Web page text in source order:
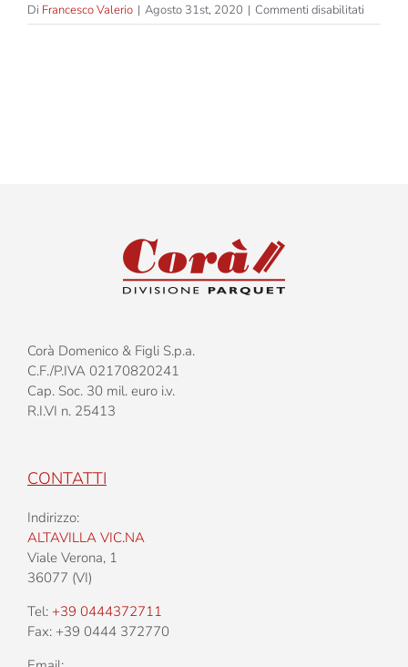
Di Francesco Valerio | Agosto 31st, 2020 | Commenti disabilitati
Ethico
Corà Domenico & Figli S.p.a.
C.F./P.IVA 02170820241
Cap. Soc. 30 mil. euro i.v.
R.I.VI n. 25413
CONTATTI
Indirizzo:
ALTAVILLA VIC.NA
Viale Verona, 1
36077 (VI)
Tel: +39 0444372711
Fax: +39 0444 372770